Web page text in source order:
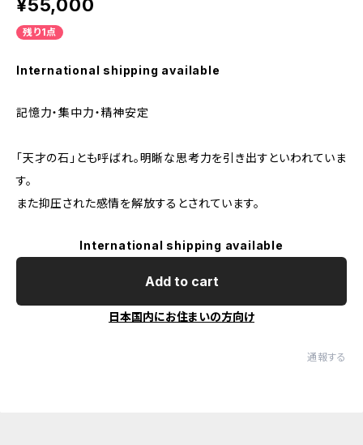
¥55,000
残り1点
International shipping available
記憶力・集中力・精神安定
「天才の石」とも呼ばれ。明晰な思考力を引き出すといわれていま
す。
また抑圧された感情を解放するとされています。
International shipping available
Add to cart
日本国内にお住まいの方向け
通報する